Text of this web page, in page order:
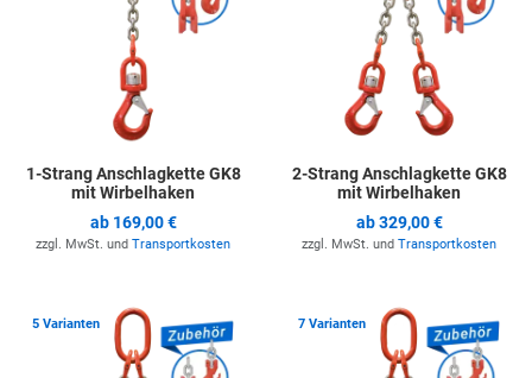
1-Strang Anschlagkette GK8
mit Wirbelhaken
ab 169,00 €
zzgl. MwSt. und Transportkosten
2-Strang Anschlagkette GK8
mit Wirbelhaken
ab329,00 €
zzgl. MwSt. und Transportkosten
5 Varianten Zur Merkliste hinzufügen
7 Varianten